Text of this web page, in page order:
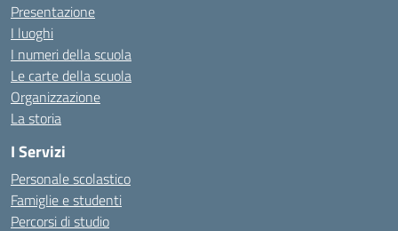
Presentazione
I luoghi
I numeri della scuola
Le carte della scuola
Organizzazione
La storia
I Servizi
Personale scolastico
Famiglie e studenti
Percorsi di studio